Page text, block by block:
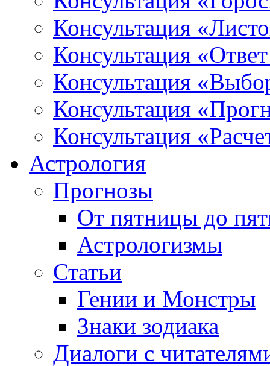
Консультация
Консультация
Консультация
Консультация
Консультация
Астрология
Прогнозы
От пятницы до
Астрологизмы
Статьи
Гении и Монстры
Знаки зодиака
Диалоги с